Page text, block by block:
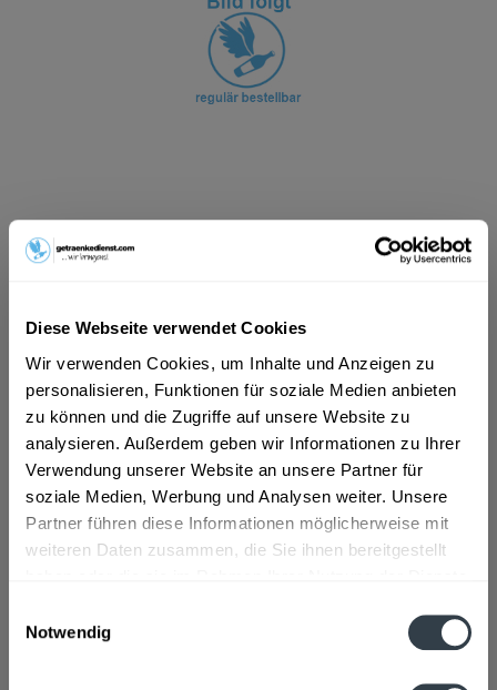
Diese Webseite verwendet Cookies
Wir verwenden Cookies, um Inhalte und Anzeigen zu
personalisieren, Funktionen für soziale Medien anbieten
zu können und die Zugriffe auf unsere Website zu
analysieren. Außerdem geben wir Informationen zu Ihrer
Verwendung unserer Website an unsere Partner für
soziale Medien, Werbung und Analysen weiter. Unsere
Partner führen diese Informationen möglicherweise mit
weiteren Daten zusammen, die Sie ihnen bereitgestellt
Notwendig
ab 10,39 € *
Vorrätig
MEHRWEG
+3,50 € Pfand
In den Warenkorb
Artikel-Nr.:
29432
Verfügbar in: